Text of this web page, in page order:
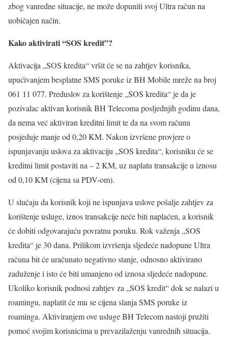
zbog vanredne situacije, ne može dopuniti svoj Ultra račun na
uobičajen način.
Kako aktivirati “SOS kredit”?
Aktivacija „SOS kredita“ vršit će se na zahtjev korisnika,
upućivanjem besplatne SMS poruke iz BH Mobile mreže na broj
061 11 077. Preduslov za korištenje „SOS kredita“ je da je
pozivalac aktivan korisnik BH Telecoma posljednjih godinu dana,
da nema već aktiviran kreditni limit te da na svom računu
posjeduje manje od 0,20 KM. Nakon izvršene provjere o
ispunjavanju uslova za aktivaciju „SOS kredita“, korisniku će se
kreditni limit postaviti na – 2 KM, uz naplatu transakcije u iznosu
od 0,10 KM (cijena sa PDV-om).
U slučaju da korisnik koji ne ispunjava uslove pošalje zahtjev za
korištenje usluge, iznos transakcije neće biti naplaćen, a korisnik
će dobiti odgovarajuću povratnu poruku. Rok važenja „SOS
kredita“ je 30 dana. Prilikom izvršenja sljedeće nadopune Ultra
računa bit će uračunato negativno stanje, odnosno aktivirano
zaduženje i isto će biti umanjeno od iznosa sljedeće nadopune.
Ukoliko korisnik podnosi zahtjev za „SOS kredit“ dok se nalazi u
roamingu, naplatit će mu se cijena slanja SMS poruke iz
roaminga. Aktiviranjem ove usluge BH Telecom nastoji pružiti
pomoć svojim korisnicima u prevazilaženju vanrednih situacija.